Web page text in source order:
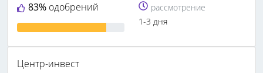
83% одобрений
рассмотрение
1-3 дня
Центр-инвест